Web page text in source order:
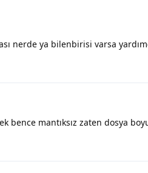
nerde ya bilenbirisi varsa
bence mantıksız zaten dosya